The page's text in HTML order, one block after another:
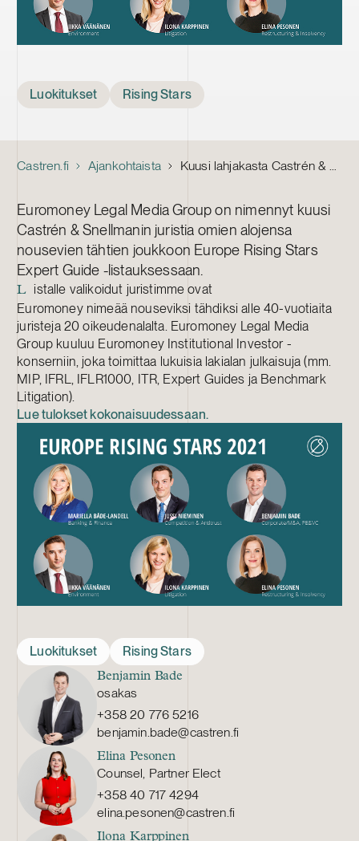
Luokitukset Rising Stars
Castren.fi Ajankohtaista Kuusi lahjakasta Castrén & Snellmanin juristia mukana Europe Rising Stars -listauksessa
Euromoney Legal Media Group on nimennyt kuusi
Castrén & Snellmanin juristia omien alojensa
nousevien tähtien joukkoon Europe Rising Stars
Expert Guide -listauksessaan.
L
istalle valikoidut juristimme ovat
Euromoney nimeää nouseviksi tähdiksi alle 40-vuotiaita
juristeja 20 oikeudenalalta. Euromoney Legal Media
Group kuuluu Euromoney Institutional Investor -
konserniin, joka toimittaa lukuisia lakialan julkaisuja (mm.
MIP, IFRL, IFLR1000, ITR, Expert Guides ja Benchmark
Litigation).
Lue tulokset kokonaisuudessaan.
Luokitukset Rising Stars
Benjamin Bade
osakas
+358 20 776 5216
benjamin.bade@castren.fi
Elina Pesonen
Counsel, Partner Elect
+358 40 717 4294
elina.pesonen@castren.fi
Ilona Karppinen